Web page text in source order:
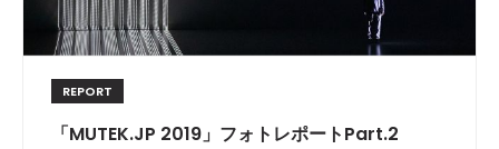
REPORT
「MUTEK.JP 2019」フォトレポートPart.2